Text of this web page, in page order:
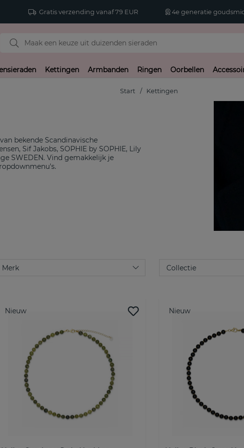
Gratis verzending vanaf 79 EUR 4e generatie goudsmid
Kettingen Armbanden Ringen Oorbellen
Start Kettingen
bekende Scandinavische
Sif Jakobs, SOPHIE by SOPHIE, Lily
SWEDEN. Vind gemakkelijk je
Nieuw Nieuw